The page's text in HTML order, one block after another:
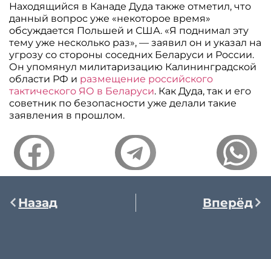
Находящийся в Канаде Дуда также отметил, что
данный вопрос уже «некоторое время»
обсуждается Польшей и США. «Я поднимал эту
тему уже несколько раз», — заявил он и указал на
угрозу со стороны соседних Беларуси и России.
Он упомянул милитаризацию Калининградской
области РФ и размещение российского
тактического ЯО в Беларуси. Как Дуда, так и его
советник по безопасности уже делали такие
заявления в прошлом.
Назад Вперёд